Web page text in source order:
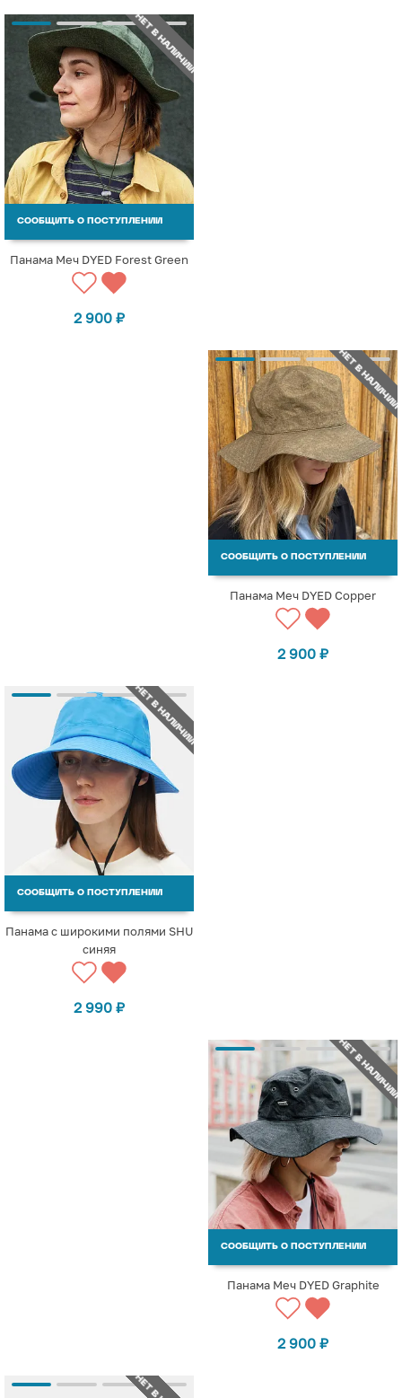
НЕТ В НАЛИЧИИ
СООБЩИТЬ О ПОСТУПЛЕНИИ
Панама Меч DYED Forest Green
2 900 ₽
НЕТ В НАЛИЧИИ
СООБЩИТЬ О ПОСТУПЛЕНИИ
Панама Меч DYED Copper
2 900 ₽
НЕТ В НАЛИЧИИ
СООБЩИТЬ О ПОСТУПЛЕНИИ
Панама с широкими полями SHU
синяя
2 990 ₽
НЕТ В НАЛИЧИИ
СООБЩИТЬ О ПОСТУПЛЕНИИ
Панама Меч DYED Graphite
2 900 ₽